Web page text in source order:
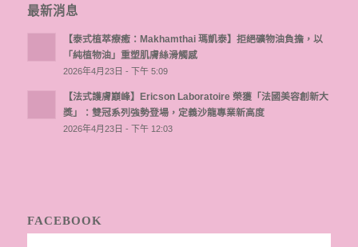
最新消息
【泰式植萃療癒：Makhamthai 瑪凱泰】拒絕礦物油負擔，以
「純植物油」重塑肌膚絲滑觸感
2026年4月23日 - 下午 5:09
【法式護膚巔峰】Ericson Laboratoire 榮獲「法國美容創新大
獎」：雙冠系列強勢登場，定義沙龍專業新高度
2026年4月23日 - 下午 12:03
FACEBOOK